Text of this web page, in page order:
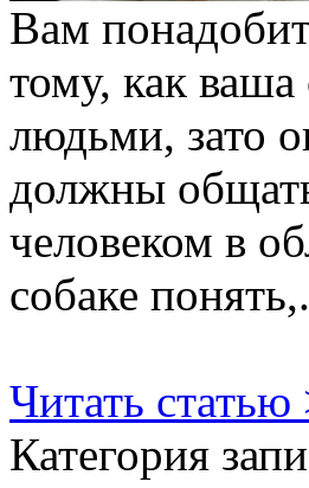
Вам
тому, как ваша
людьми, зато
должны
человеком в
собаке
Читать статью
Категория